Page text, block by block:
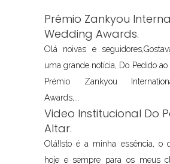
Prémio Zankyou
Wedding Awards.
Olá noivas e
uma grande notícia, Do Pedido
Prémio Zankyou
Awards,...
Video Institucional Do
Altar.
Olá!Isto é a minha essência, o
hoje e sempre para os meus